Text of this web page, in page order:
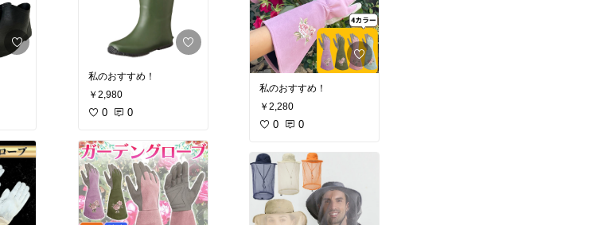
私のおすすめ！
￥2,980
0 0
私のおすすめ！
￥2,280
0 0